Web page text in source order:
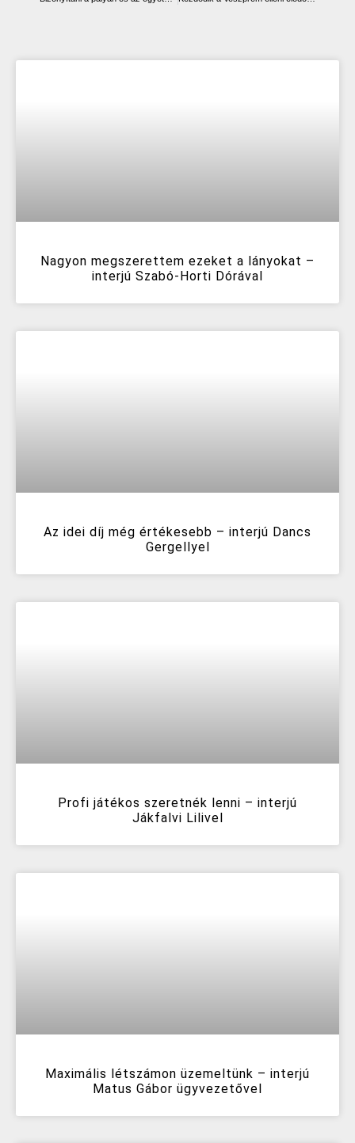
Nagyon megszerettem ezeket a lányokat –
interjú Szabó-Horti Dórával
Az idei díj még értékesebb – interjú Dancs
Gergellyel
Profi játékos szeretnék lenni – interjú
Jákfalvi Lilivel
Maximális létszámon üzemeltünk – interjú
Matus Gábor ügyvezetővel